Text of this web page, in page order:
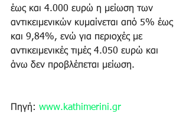
έως και 4.000 ευρώ η μείωση των
αντικειμενικών κυμαίνεται από 5% έως
και 9,84%, ενώ για περιοχές με
αντικειμενικές τιμές 4.050 ευρώ και
άνω δεν προβλέπεται μείωση.
Πηγή: www.kathimerini.gr